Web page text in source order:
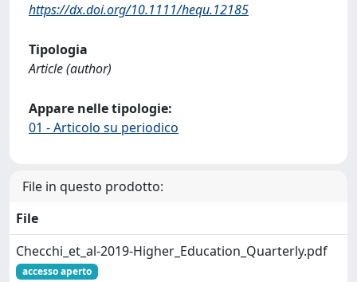
https://dx.doi.org/10.1111/hequ.12185
Tipologia
Article (author)
Appare nelle tipologie:
01 - Articolo su periodico
File in questo prodotto:
File
Checchi_et_al-2019-Higher_Education_Quarterly.pdf
accesso aperto